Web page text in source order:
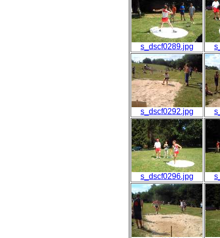
s_dscf0289.jpg
s_dscf0292.jpg
s_dscf0296.jpg